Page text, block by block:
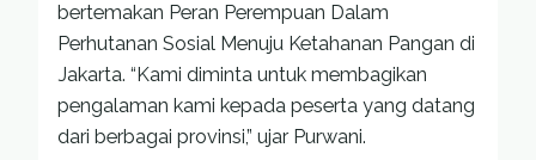
bertemakan Peran Perempuan Dalam
Perhutanan Sosial Menuju Ketahanan Pangan di
Jakarta. “Kami diminta untuk membagikan
pengalaman kami kepada peserta yang datang
dari berbagai provinsi,” ujar Purwani.